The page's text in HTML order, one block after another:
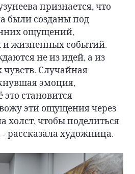
признается, что
были созданы под
ощущений,
и жизненных событий.
не из идей, а из
Случайная
эмоция,
становится
эти ощущения через
холст, чтобы поделиться
рассказала художница.